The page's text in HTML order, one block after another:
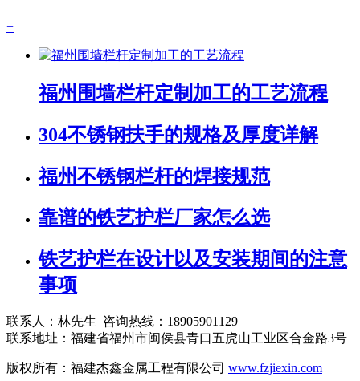
+
福州围墙栏杆定制加工的工艺流程
304不锈钢扶手的规格及厚度详解
福州不锈钢栏杆的焊接规范
靠谱的铁艺护栏厂家怎么选
铁艺护栏在设计以及安装期间的注意
事项
联系人：林先生 咨询热线：18905901129
联系地址：福建省福州市闽侯县青口五虎山工业区合金路3号
版权所有：福建杰鑫金属工程有限公司 www.fzjiexin.com